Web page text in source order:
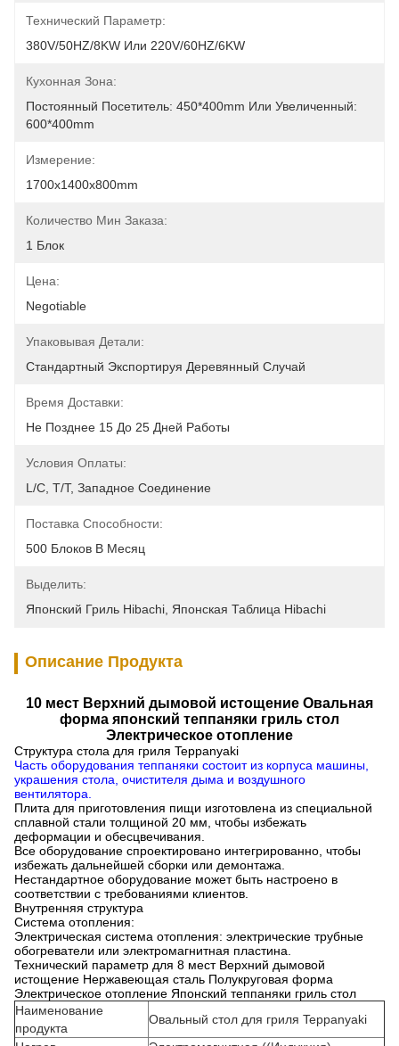
Технический Параметр:
380V/50HZ/8KW Или 220V/60HZ/6KW
Кухонная Зона:
Постоянный Посетитель: 450*400mm Или Увеличенный:
600*400mm
Измерение:
1700x1400x800mm
Количество Мин Заказа:
1 Блок
Цена:
Negotiable
Упаковывая Детали:
Стандартный Экспортируя Деревянный Случай
Время Доставки:
Не Позднее 15 До 25 Дней Работы
Условия Оплаты:
L/C, T/T, Западное Соединение
Поставка Способности:
500 Блоков В Месяц
Выделить:
Японский Гриль Hibachi Японская Таблица Hibachi
Описание Продукта
10 мест Верхний дымовой истощение Овальная
форма японский теппаняки гриль стол
Электрическое отопление
Структура стола для гриля Teppanyaki
Часть оборудования теппаняки состоит из корпуса машины,
украшения стола, очистителя дыма и воздушного
вентилятора.
Плита для приготовления пищи изготовлена из специальной
сплавной стали толщиной 20 мм, чтобы избежать
деформации и обесцвечивания.
Все оборудование спроектировано интегрированно, чтобы
избежать дальнейшей сборки или демонтажа.
Нестандартное оборудование может быть настроено в
соответствии с требованиями клиентов.
Внутренняя структура
Система отопления:
Электрическая система отопления: электрические трубные
обогреватели или электромагнитная пластина.
Технический параметр для 8 мест Верхний дымовой
истощение Нержавеющая сталь Полукруговая форма
Электрическое отопление Японский теппаняки гриль стол
Наименование
продукта
Овальный стол для гриля Teppanyaki